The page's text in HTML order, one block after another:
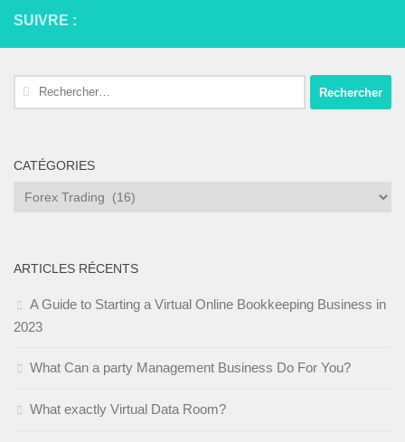
SUIVRE :
Rechercher :
CATÉGORIES
Catégories
ARTICLES RÉCENTS
A Guide to Starting a Virtual Online Bookkeeping Business in
2023
What Can a party Management Business Do For You?
What exactly Virtual Data Room?